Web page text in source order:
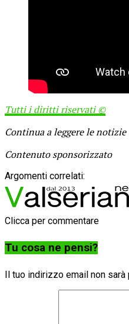
Tutti i diritti riservati ©
Continua a leggere le
Contenuto sponsorizzato
Argomenti correlati:
Clicca per commentare
Tu cosa ne pensi?
Il tuo indirizzo email non sarà